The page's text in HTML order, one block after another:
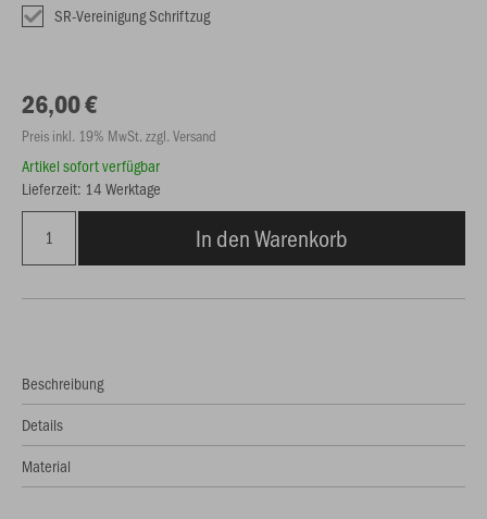
SR-Vereinigung Schriftzug
26,00 €
Preis inkl. 19% MwSt. zzgl. Versand
Artikel sofort verfügbar
Lieferzeit: 14 Werktage
In den Warenkorb
Beschreibung
Details
Material